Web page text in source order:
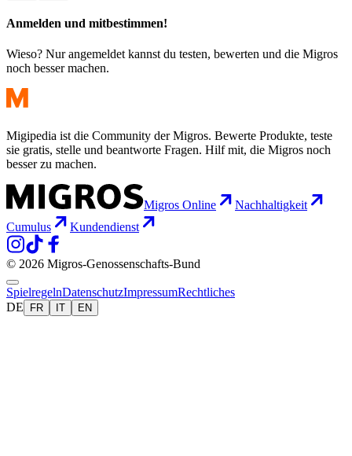
Anmelden und mitbestimmen!
Wieso? Nur angemeldet kannst du testen, bewerten und die Migros
noch besser machen.
Migipedia ist die Community der Migros. Bewerte Produkte, teste
sie gratis, stelle und beantworte Fragen. Hilf mit, die Migros noch
besser zu machen.
Migros Online
Nachhaltigkeit
Cumulus
Kundendienst
© 2026 Migros-Genossenschafts-Bund
SpielregelnDatenschutzImpressumRechtliches
DE
FR IT EN